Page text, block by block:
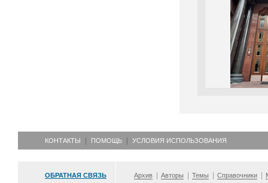
КОНТАКТЫ ПОМОЩЬ УСЛОВИЯ ИСПОЛЬЗОВАНИЯ
ОБРАТНАЯ СВЯЗЬ Архив Авторы Темы Справочники